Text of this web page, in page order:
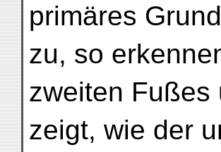
primäres
zu, so
zweiten Fußes
zeigt, wie der